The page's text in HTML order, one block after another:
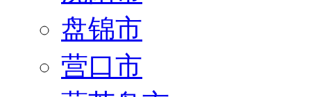
盘锦市
营口市